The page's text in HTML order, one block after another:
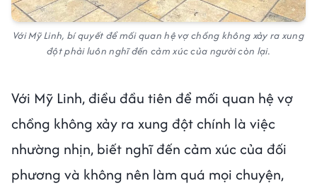
Với Mỹ Linh, bí quyết để mối quan hệ vợ chồng không xảy ra xung
đột phải luôn nghĩ đến cảm xúc của người còn lại.
Với Mỹ Linh, điều đầu tiên để mối quan hệ vợ
chồng không xảy ra xung đột chính là việc
nhường nhịn, biết nghĩ đến cảm xúc của đối
phương và không nên làm quá mọi chuyện,